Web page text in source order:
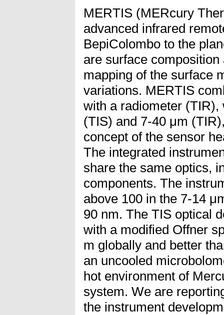
MERTIS (MERcury
advanced infrared
BepiColombo to the
are surface
mapping of the surface
variations. MERTIS
with a radiometer (TIR),
(TIS) and 7-40 μm
concept of the sensor
The integrated
share the same optics,
components. The
above 100 in the 7-14
90 nm. The TIS optical
with a modified Offner
m globally and better
an uncooled
hot environment of
system. We are
the instrument